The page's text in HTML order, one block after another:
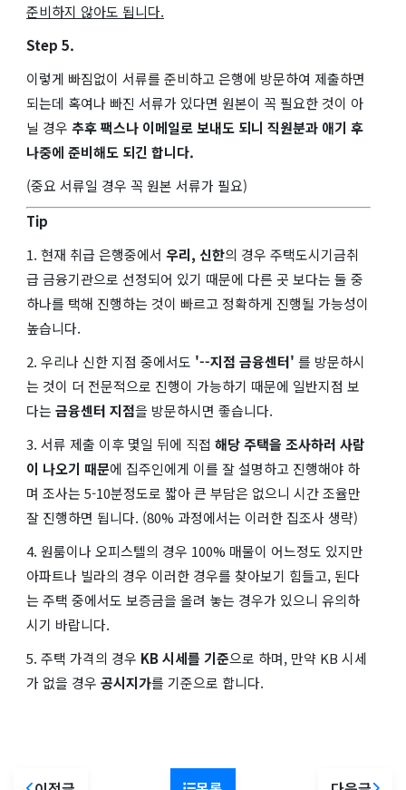
준비하지 않아도 됩니다.
Step 5.
이렇게 빠짐없이 서류를 준비하고 은행에 방문하여 제출하면
되는데 혹여나 빠진 서류가 있다면 원본이 꼭 필요한 것이 아
닐 경우 추후 팩스나 이메일로 보내도 되니 직원분과 애기 후
나중에 준비해도 되긴 합니다.
(중요 서류일 경우 꼭 원본 서류가 필요)
Tip
1. 현재 취급 은행중에서 우리, 신한의 경우 주택도시기금취
급 금융기관으로 선정되어 있기 때문에 다른 곳 보다는 둘 중
하나를 택해 진행하는 것이 빠르고 정확하게 진행될 가능성이
높습니다.
2. 우리나 신한 지점 중에서도 '--지점 금융센터' 를 방문하시
는 것이 더 전문적으로 진행이 가능하기 때문에 일반지점 보
다는 금융센터 지점을 방문하시면 좋습니다.
3. 서류 제출 이후 몇일 뒤에 직접 해당 주택을 조사하러 사람
이 나오기 때문에 집주인에게 이를 잘 설명하고 진행해야 하
며 조사는 5-10분정도로 짧아 큰 부담은 없으니 시간 조율만
잘 진행하면 됩니다. (80% 과정에서는 이러한 집조사 생략)
4. 원룸이나 오피스텔의 경우 100% 매물이 어느정도 있지만
아파트나 빌라의 경우 이러한 경우를 찾아보기 힘들고, 된다
는 주택 중에서도 보증금을 올려 놓는 경우가 있으니 유의하
시기 바랍니다.
5. 주택 가격의 경우 KB 시세를 기준으로 하며, 만약 KB 시세
가 없을 경우 공시지가를 기준으로 합니다.